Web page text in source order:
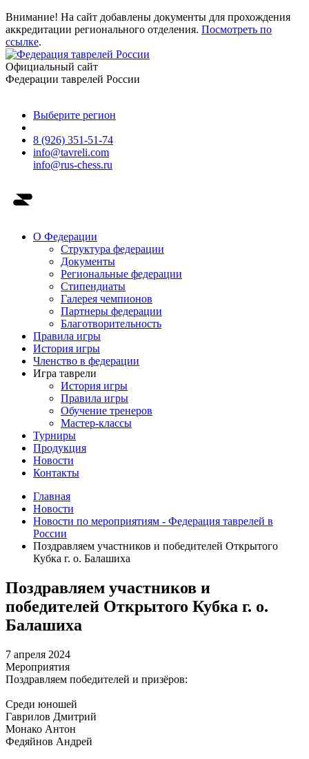
Внимание! На сайт добавлены документы для прохождения
аккредитации регионального отделения. Посмотреть по
ссылке.
Официальный сайт
Федерации таврелей России
Выберите регион
8 (926) 351-51-74
info@tavreli.com
info@rus-chess.ru
О Федерации
Структура федерации
Документы
Региональные федерации
Стипендиаты
Галерея чемпионов
Партнеры федерации
Благотворительность
Правила игры
История игры
Членство в федерации
Игра таврели
История игры
Правила игры
Обучение тренеров
Мастер-классы
Турниры
Продукция
Новости
Контакты
Главная
Новости
Новости по мероприятиям - Федерация таврелей в
России
Поздравляем участников и победителей Открытого
Кубка г. о. Балашиха
Поздравляем участников и
победителей Открытого Кубка г. о.
Балашиха
7 апреля 2024
Мероприятия
Поздравляем победителей и призёров:
Среди юношей
Гаврилов Дмитрий
Монако Антон
Федяйнов Андрей